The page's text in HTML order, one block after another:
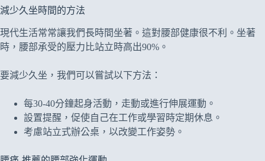
減少久坐時間的方法
現代生活常常讓我們長時間坐著。這對腰部健康很不利。坐著
時，腰部承受的壓力比站立時高出90%。
要減少久坐，我們可以嘗試以下方法：
每30-40分鐘起身活動，走動或進行伸展運動。
設置提醒，促使自己在工作或學習時定期休息。
考慮站立式辦公桌，以改變工作姿勢。